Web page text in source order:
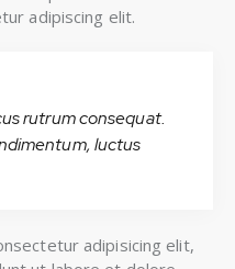
adipiscing elit.
rutrum consequat.
luctus
adipisicing elit,